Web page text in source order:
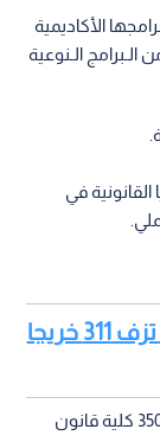
برامجها الأكاديمية
الـبرامج الـنوعية
في
اقرأ أيضا: تمريض الجامعة الأردنية تزف 311 خريجا
حققت الكلية إنجازا أكاديميا بدخولها قائمة أفضل 350 كلية قانون